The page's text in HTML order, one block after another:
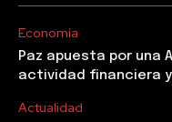
Economía
Paz apuesta por una
actividad financiera
Actualidad